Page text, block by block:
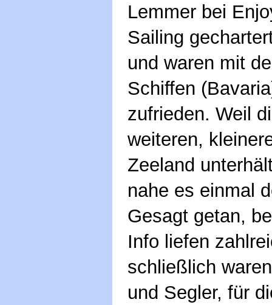
Lemmer bei
Sailing
und waren mit
Schiffen
zufrieden. Weil
weiteren,
Zeeland
nahe es einmal
Gesagt getan,
Info liefen
schließlich
und Segler, für